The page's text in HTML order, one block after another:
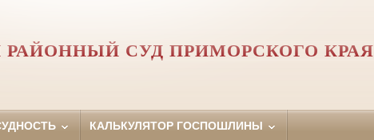
СУД ПРИМОРСКОГО КРАЯ
КАЛЬКУЛЯТОР ГОСПОШЛИНЫ